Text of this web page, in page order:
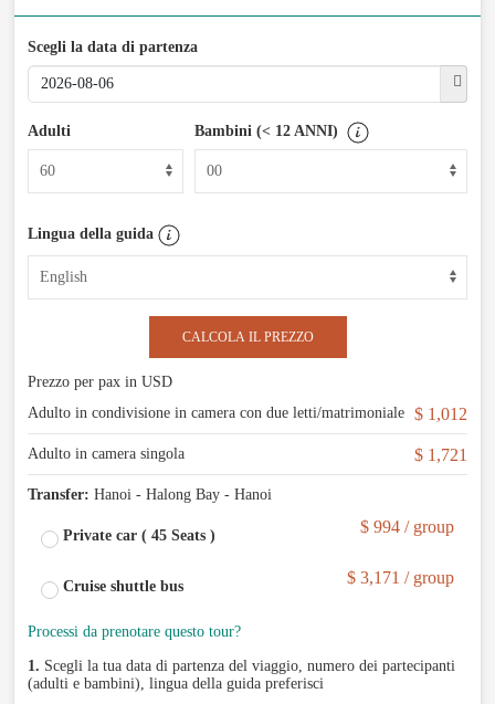
Scegli la data di partenza
Adulti Bambini (< 12 ANNI)
Lingua della guida
CALCOLA IL PREZZO
Prezzo per pax in USD
Adulto in condivisione in camera con due letti/matrimoniale $ 1,012
Adulto in camera singola $ 1,721
Transfer: Hanoi - Halong Bay - Hanoi
Private car ( 45 Seats ) $ 994 / group
Cruise shuttle bus $ 3,171 / group
Processi da prenotare questo tour?
1. Scegli la tua data di partenza del viaggio, numero dei partecipanti
(adulti e bambini), lingua della guida preferisci